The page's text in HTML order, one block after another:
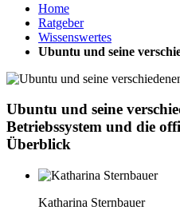
Home
Ratgeber
Wissenswertes
Ubuntu und seine
Ubuntu und seine
Betriebssystem und die
Überblick
Katharina Sternbauer